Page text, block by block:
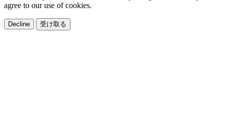
agree to our use of cookies.
Decline 受け取る